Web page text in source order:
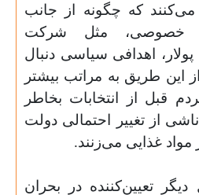
می‌کنند که چگونه از جانب
خصوصی، مثل شرکت
اهدافی سیاسی دنبال
این طریق به مراتب بیشتر
قبل از انتخابات بخاطر
از تغییر احتمالی دولت
غذایی می‌زنند.
تعیین‌کننده در بحران